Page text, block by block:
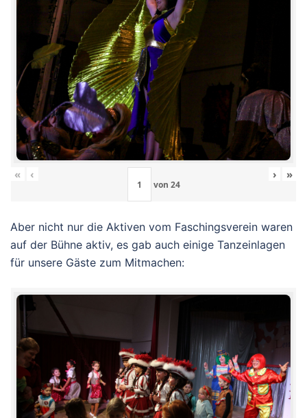
« ‹
von 24
› »
Aber nicht nur die Aktiven vom Faschingsverein waren
auf der Bühne aktiv, es gab auch einige Tanzeinlagen
für unsere Gäste zum Mitmachen: